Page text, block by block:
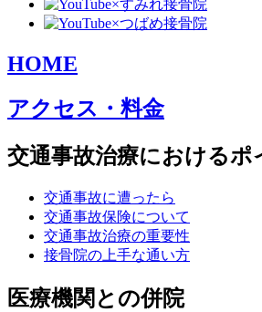
HOME
アクセス・料金
交通事故治療におけるポ
交通事故に遭ったら
交通事故保険について
交通事故治療の重要性
接骨院の上手な通い方
医療機関との併院